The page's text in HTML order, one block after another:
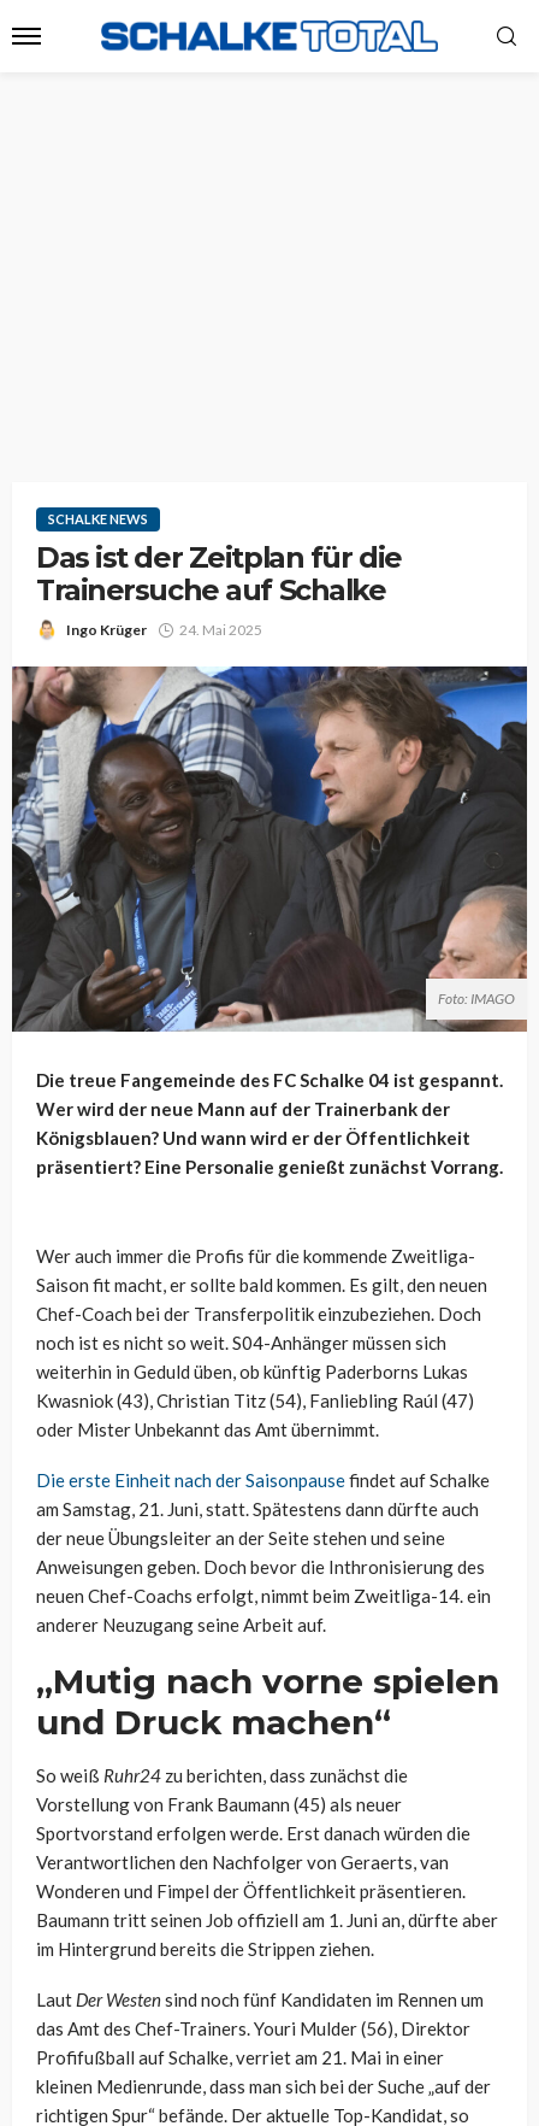
SCHALKE NEWS
Das ist der Zeitplan für die
Trainersuche auf Schalke
Ingo Krüger 24. Mai 2025
Foto: IMAGO
Die treue Fangemeinde des FC Schalke 04 ist gespannt.
Wer wird der neue Mann auf der Trainerbank der
Königsblauen? Und wann wird er der Öffentlichkeit
präsentiert? Eine Personalie genießt zunächst Vorrang.
Wer auch immer die Profis für die kommende Zweitliga-
Saison fit macht, er sollte bald kommen. Es gilt, den neuen
Chef-Coach bei der Transferpolitik einzubeziehen. Doch
noch ist es nicht so weit. S04-Anhänger müssen sich
weiterhin in Geduld üben, ob künftig Paderborns Lukas
Kwasniok (43), Christian Titz (54), Fanliebling Raúl (47)
oder Mister Unbekannt das Amt übernimmt.
Die erste Einheit nach der Saisonpausefindet auf Schalke
am Samstag, 21. Juni, statt. Spätestens dann dürfte auch
der neue Übungsleiter an der Seite stehen und seine
Anweisungen geben. Doch bevor die Inthronisierung des
neuen Chef-Coachs erfolgt, nimmt beim Zweitliga-14. ein
anderer Neuzugang seine Arbeit auf.
„Mutig nach vorne spielen
und Druck machen“
So weiß Ruhr24 zu berichten, dass zunächst die
Vorstellung von Frank Baumann (45) als neuer
Sportvorstand erfolgen werde. Erst danach würden die
Verantwortlichen den Nachfolger von Geraerts, van
Wonderen und Fimpel der Öffentlichkeit präsentieren.
Baumann tritt seinen Job offiziell am 1. Juni an, dürfte aber
im Hintergrund bereits die Strippen ziehen.
Laut Der Westensind noch fünf Kandidaten im Rennen um
das Amt des Chef-Trainers. Youri Mulder (56), Direktor
Profifußball auf Schalke, verriet am 21. Mai in einer
kleinen Medienrunde, dass man sich bei der Suche „auf der
richtigen Spur“ befände. Der aktuelle Top-Kandidat, so